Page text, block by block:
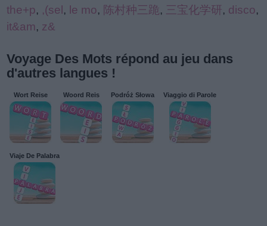
the+p, ,(sel, le mo, 陈村种三跪, 三宝化学研, disco,
it&am, z&
Voyage Des Mots répond au jeu dans
d'autres langues !
Wort Reise Woord Reis Podróż Słowa Viaggio di Parole
Viaje De Palabra